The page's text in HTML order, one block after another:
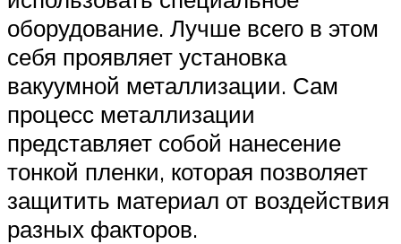
оборудование. Лучше всего в этом
себя проявляет установка
вакуумной металлизации. Сам
процесс металлизации
представляет собой нанесение
тонкой пленки, которая позволяет
защитить материал от воздействия
разных факторов.